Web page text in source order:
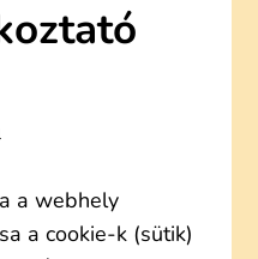
a webhely
a cookie-k (sütik)